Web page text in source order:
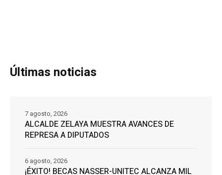
Últimas noticias
ALCALDE ZELAYA MUESTRA AVANCES DE
REPRESA A DIPUTADOS
7 agosto, 2026
¡ÉXITO! BECAS NASSER-UNITEC ALCANZA MIL
6 agosto, 2026